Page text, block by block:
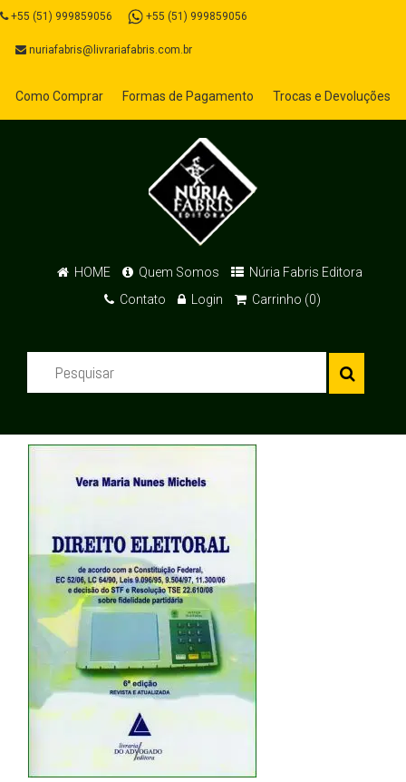
+55 (51) 999859056 +55 (51) 999859056
nuriafabris@livrariafabris.com.br
Como Comprar Formas de Pagamento Trocas e Devoluções
HOME Quem Somos
Núria Fabris Editora
Contato
Login Carrinho (0)